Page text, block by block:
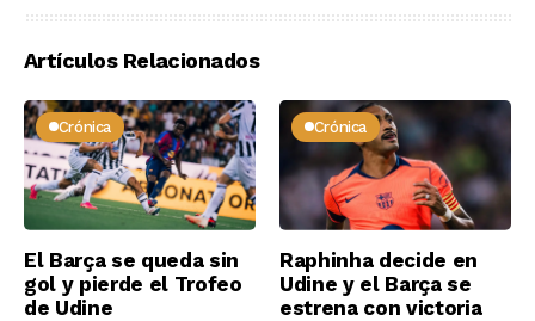
Artículos Relacionados
Crónica
El Barça se queda sin
gol y pierde el Trofeo
de Udine
Crónica
Raphinha decide en
Udine y el Barça se
estrena con victoria